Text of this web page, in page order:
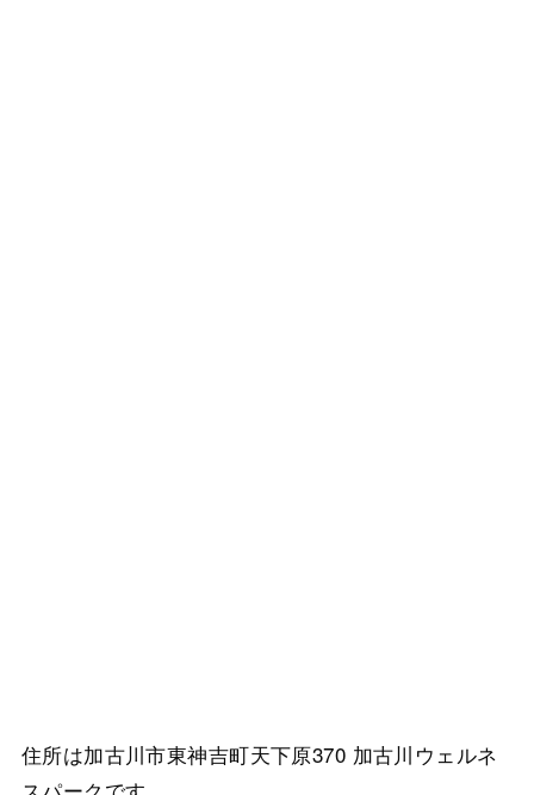
住所は加古川市東神吉町天下原370 加古川ウェルネ